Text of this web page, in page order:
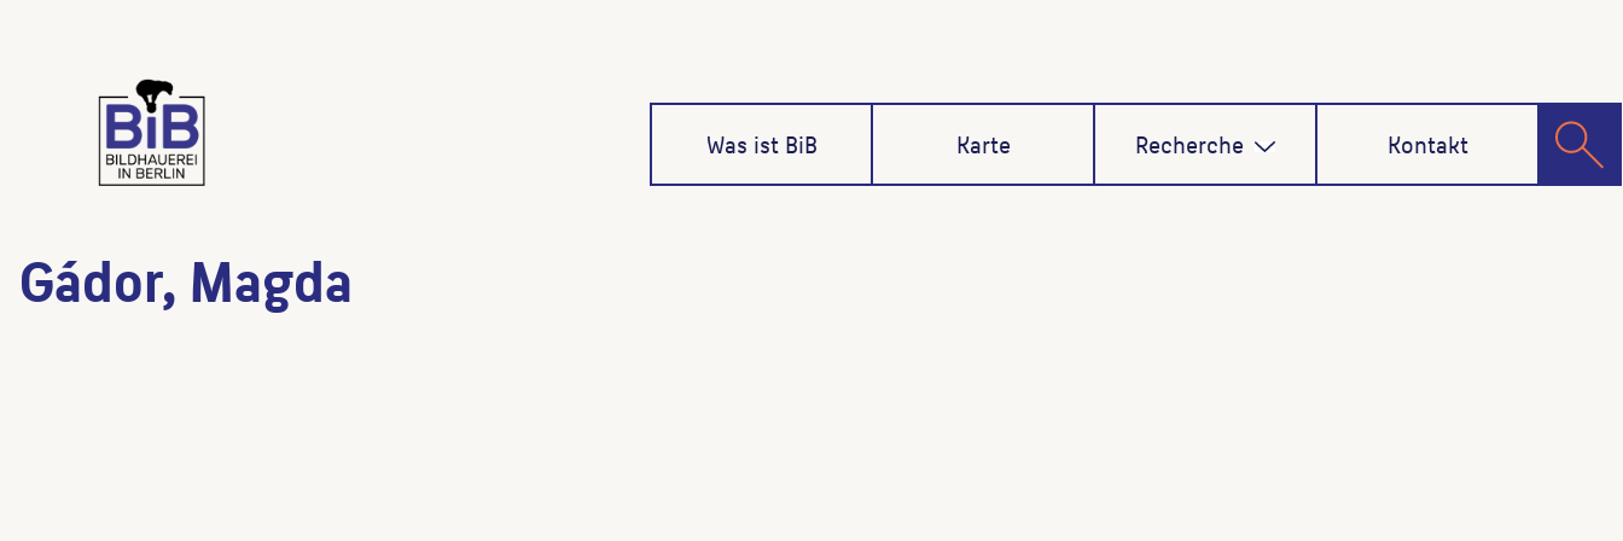
Was ist BiB Karte Recherche Kontakt
Gádor, Magda